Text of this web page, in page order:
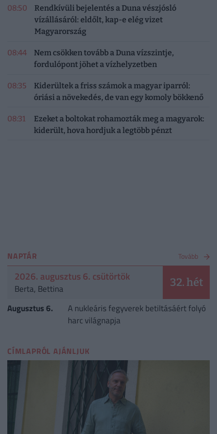
08:50
Rendkívüli bejelentés a Duna vészjósló
vízállásáról: eldőlt, kap-e elég vizet
Magyarország
08:44
Nem csökken tovább a Duna vízszintje,
fordulópont jöhet a vízhelyzetben
08:35
Kiderültek a friss számok a magyar iparról:
óriási a növekedés, de van egy komoly bökkenő
08:31
Ezeket a boltokat rohamozták meg a magyarok:
kiderült, hova hordjuk a legtöbb pénzt
NAPTÁR Tovább
2026. augusztus 6. csütörtök
Berta, Bettina 32. hét
Augusztus 6.
A nukleáris fegyverek betiltásáért folyó
harc világnapja
CÍMLAPRÓL AJÁNLJUK